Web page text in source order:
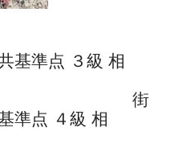
基準点 ３級 相
準点 ４級 相